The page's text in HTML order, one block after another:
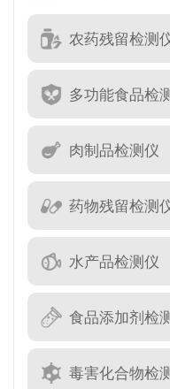
农药残留检测
多功能食品检
肉制品检测仪
药物残留检测
水产品检测仪
食品添加剂检
毒害化合物检